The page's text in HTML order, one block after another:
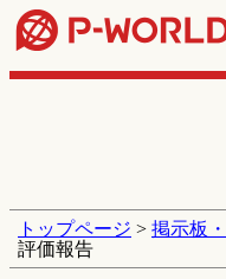
トップページ > 掲示板
評価報告